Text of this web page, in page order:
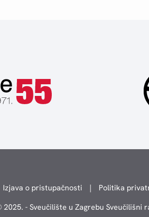
Izjava o pristupačnosti | Politika
2025. - Sveučilište u Zagrebu Sveučilišni